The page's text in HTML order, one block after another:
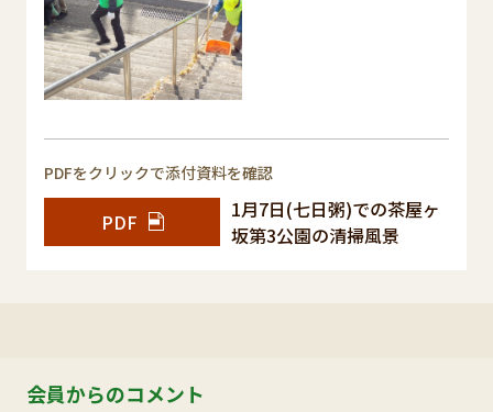
PDFをクリックで添付資料を確認
PDF
1月7日(七日粥)での茶屋ヶ
坂第3公園の清掃風景
会員からのコメント